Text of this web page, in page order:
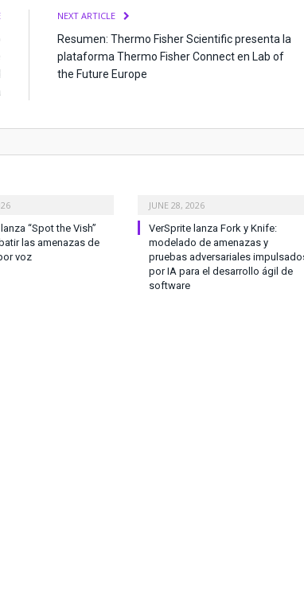
NEXT ARTICLE
Resumen: Thermo Fisher Scientific presenta la
plataforma Thermo Fisher Connect en Lab of
the Future Europe
“Spot the Vish”
las amenazas de
voz
JUNE 28, 2026
VerSprite lanza Fork y Knife:
modelado de amenazas y
pruebas adversariales
por IA para el desarrollo ágil de
software